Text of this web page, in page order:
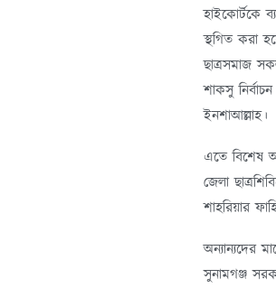
হাইকোর্টকে
স্থগিত করা
ছাত্রসমাজ
শাকসু
ইনশাআল্লাহ।
এতে বিশেষ
জেলা
শাহরিয়ার
অন্যান্যদের
সুনামগঞ্জ